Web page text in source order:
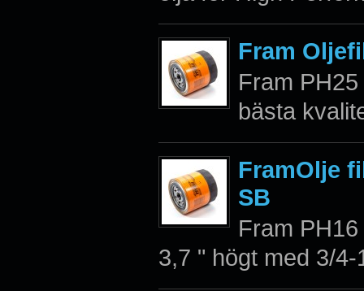
Fram
Fram
bästa
FramOlje
SB
Fram
3,7 " högt med 3/